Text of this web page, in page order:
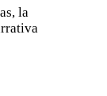
la